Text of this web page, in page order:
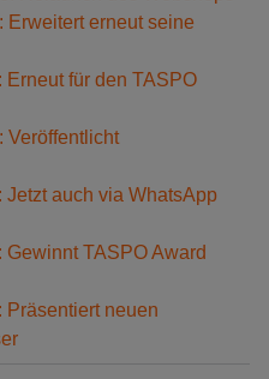
Erweitert erneut seine
Erneut für den TASPO
Veröffentlicht
Jetzt auch via WhatsApp
Gewinnt TASPO Award
Präsentiert neuen